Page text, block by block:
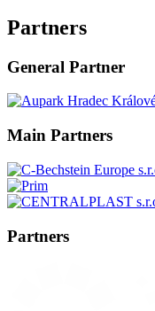
Partners
General Partner
Main Partners
Partners